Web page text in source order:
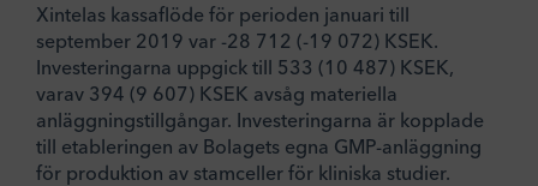
Xintelas kassaflöde för perioden januari till
september 2019 var -28 712 (-19 072) KSEK.
Investeringarna uppgick till 533 (10 487) KSEK,
varav 394 (9 607) KSEK avsåg materiella
anläggningstillgångar. Investeringarna är kopplade
till etableringen av Bolagets egna GMP-anläggning
för produktion av stamceller för kliniska studier.